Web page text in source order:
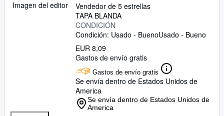
Imagen del editor
Vendedor de 5 estrellas
TAPA BLANDA
CONDICIÓN
Condición: Usado - BuenoUsado - Bueno
EUR 8,09
Gastos de envío gratis
Gastos de envío gratis
Se envía dentro de Estados Unidos de
America
Se envía dentro de Estados Unidos de
America